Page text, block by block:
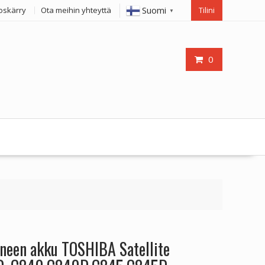
Ota meihin yhteyttä Suomi ▼ Tilini
0
akku TOSHIBA Satellite